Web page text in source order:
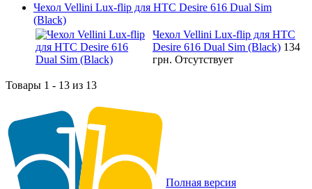
Чехол Vellini Lux-flip для HTC Desire 616 Dual Sim
(Black)
Чехол Vellini Lux-flip для HTC
Desire 616 Dual Sim (Black) 134
грн. Отсутствует
Товары 1 - 13 из 13
Полная версия